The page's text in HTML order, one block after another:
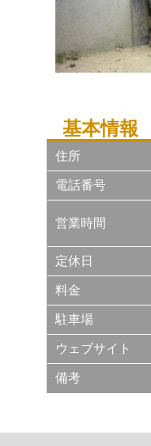
基本情報
住所
電話番号
営業時間
定休日
料金
駐車場
ウェブサイト
備考